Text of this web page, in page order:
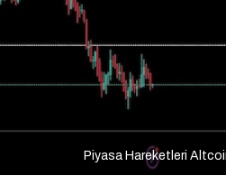
Piyasa Hareketleri